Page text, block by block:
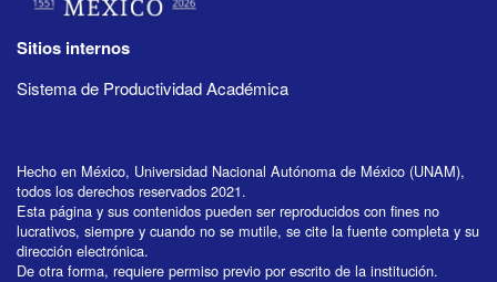
Sitios internos
Sistema de Productividad Académica
Hecho en México, Universidad Nacional Autónoma de México (UNAM),
todos los derechos reservados 2021.
Esta página y sus contenidos pueden ser reproducidos con fines no
lucrativos, siempre y cuando no se mutile, se cite la fuente completa y su
dirección electrónica.
De otra forma, requiere permiso previo por escrito de la institución.